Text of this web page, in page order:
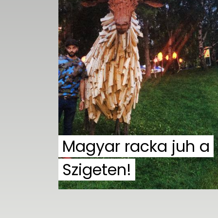
UTCA
ZENE
MÉDIAAJÁNLAT
IMPRESSZUM
PR-ARCHÍVUM
ADATKEZELÉSI
TÁJÉKOZTATÓ
Magyar racka juh a
Szigeten!